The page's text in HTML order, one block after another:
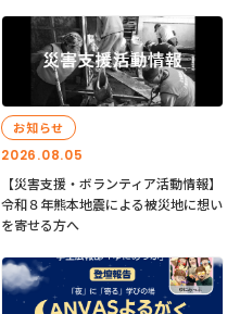
2026.08.05
お知らせ
【災害支援・ボランティア活動情報】
令和８年熊本地震による被災地に想い
を寄せる方へ